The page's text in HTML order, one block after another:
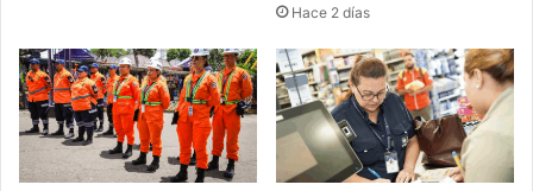
Hace 2 días